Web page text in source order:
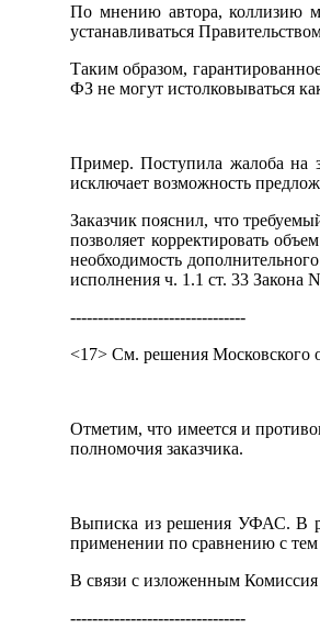
По мнению автора, коллизию
устанавливаться
Таким образом,
ФЗ не могут истолковываться
Пример. Поступила жалоба на
исключает возможность
Заказчик пояснил, что
позволяет корректировать
необходимость
исполнения ч. 1.1 ст. 33
--------------------------------
<17> См. решения Московского
Отметим, что имеется и
полномочия заказчика.
Выписка из решения УФАС. В
применении по сравнению с
В связи с изложенным Комиссия
--------------------------------